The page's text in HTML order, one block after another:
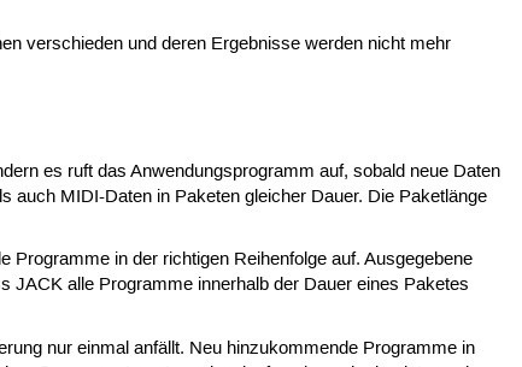
verschieden und deren Ergebnisse werden nicht mehr
es ruft das Anwendungsprogramm auf, sobald neue Daten
auch MIDI-Daten in Paketen gleicher Dauer. Die Paketlänge
in der richtigen Reihenfolge auf. Ausgegebene
JACK alle Programme innerhalb der Dauer eines Paketes
nur einmal anfällt. Neu hinzukommende Programme in